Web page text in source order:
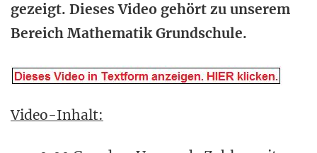
gezeigt. Dieses Video gehört zu unserem
Bereich Mathematik Grundschule.
Video-Inhalt: